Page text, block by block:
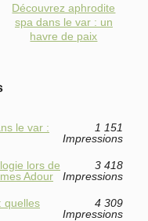
Découvrez aphrodite
spa dans le var : un
havre de paix
le var :
1 151
Impressions
lors de
Adour
3 418
Impressions
quelles
4 309
Impressions